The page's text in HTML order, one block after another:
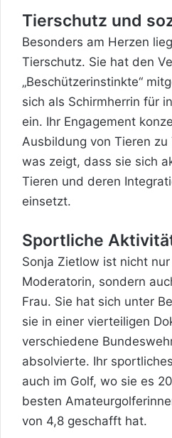
Tierschutz und
Besonders am Herzen
Tierschutz. Sie hat den
„Beschützerinstinkte“
sich als Schirmherrin für
ein. Ihr Engagement
Ausbildung von Tieren
was zeigt, dass sie sich
Tieren und deren
einsetzt.
Sportliche
Sonja Zietlow ist nicht
Moderatorin, sondern
Frau. Sie hat sich unter
sie in einer vierteiligen
verschiedene
absolvierte. Ihr
auch im Golf, wo sie es
besten
von 4,8 geschafft hat.